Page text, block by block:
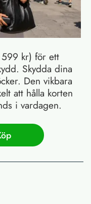
kr) för ett
Skydda dina
Den vikbara
att hålla korten
i vardagen.